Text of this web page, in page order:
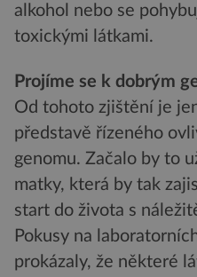
alkohol nebo se
toxickými látkami.
Projíme se k dobrým
Od tohoto zjištění je
představě řízeného
genomu. Začalo by to
matky, která by tak
start do života s
Pokusy na
prokázaly, že některé